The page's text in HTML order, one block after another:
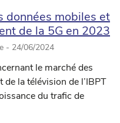
données mobiles et
de la 5G en 2023
- 24/06/2024
le marché des
la télévision de l’IBPT
du trafic de